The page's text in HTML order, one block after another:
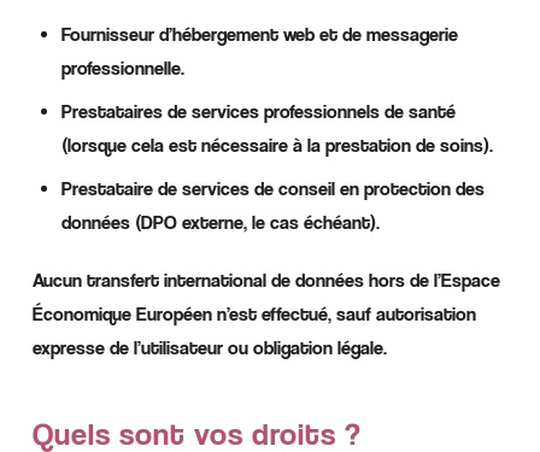
Fournisseur d’hébergement web et de messagerie
professionnelle.
Prestataires de services professionnels de santé
(lorsque cela est nécessaire à la prestation de soins).
Prestataire de services de conseil en protection des
données (DPO externe, le cas échéant).
Aucun transfert international de données hors de l’Espace
Économique Européen n’est effectué, sauf autorisation
expresse de l’utilisateur ou obligation légale.
Quels sont vos droits ?